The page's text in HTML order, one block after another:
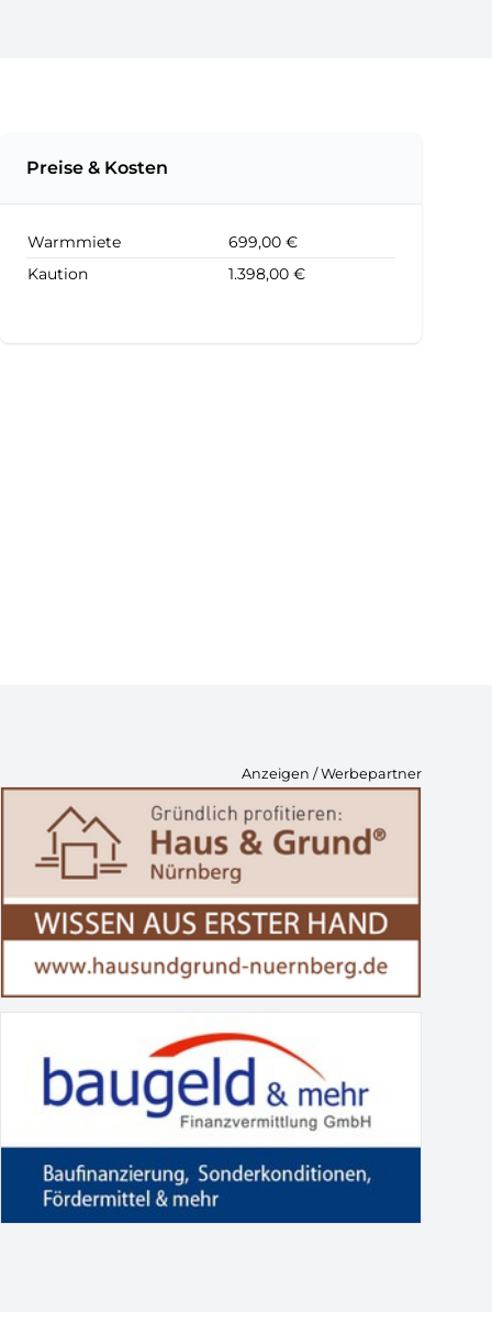
Preise & Kosten
Warmmiete
699,00 €
Kaution
1.398,00 €
Anzeigen / Werbepartner